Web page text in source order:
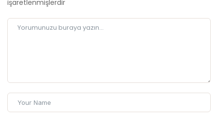
işaretlenmişlerdir